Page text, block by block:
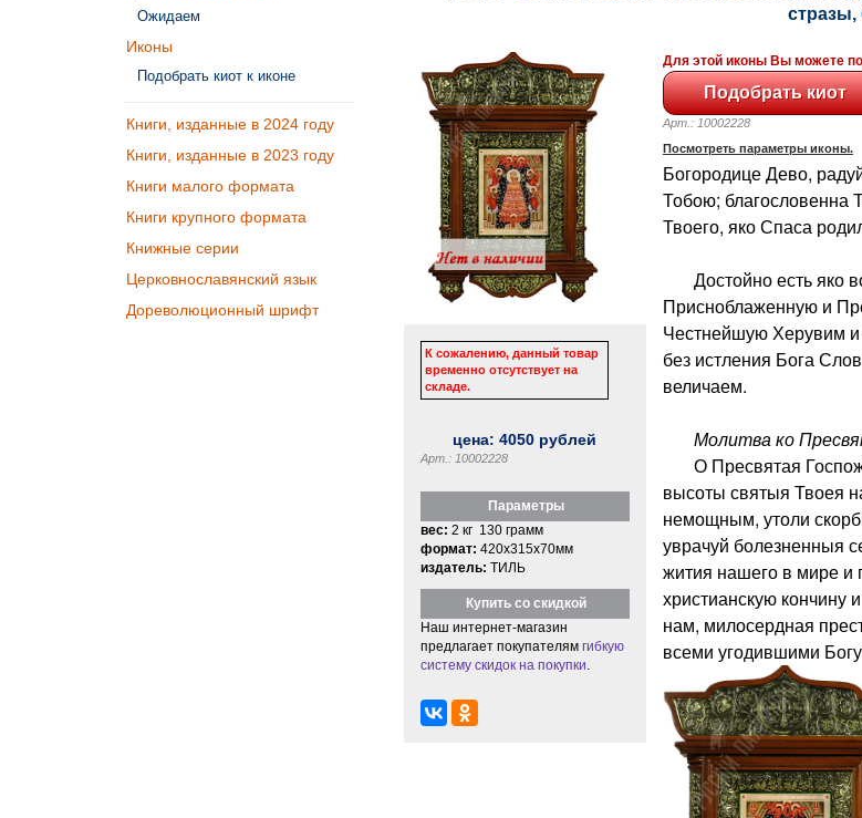
Ожидаем
Иконы
Подобрать киот к иконе
Книги, изданные в 2024 году
Книги, изданные в 2023 году
Книги малого формата
Книги крупного формата
Книжные серии
Церковнославянский язык
Дореволюционный шрифт
стразы,
К сожалению, данный товар
временно отсутствует на
складе.
цена:4050 рублей
Арт.: 10002228
Параметры
вес: 2 кг 130 грамм
формат: 420x315x70мм
издатель: ТИЛЬ
Купить со скидкой
Наш интернет-магазин
предлагает покупателям гибкую
систему скидок на покупки
Для этой иконы Вы можете
Арт.: 10002228
Посмотреть параметры иконы.
Богородице Дево,
Тобою; благословенна
Твоего, яко Спаса
Достойно есть яко
Присноблаженную и
Честнейшую Херувим
без истления Бога
величаем.
Молитва ко
О Пресвятая
высоты святыя Твоея
немощным, утоли
уврачуй болезненныя
жития нашего в мире и
христианскую
нам, милосердная
всеми угодившими